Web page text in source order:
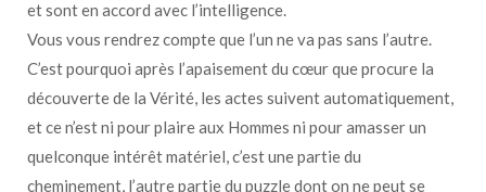
et sont en accord avec l’intelligence.
Vous vous rendrez compte que l’un ne va pas sans l’autre.
C’est pourquoi après l’apaisement du cœur que procure la
découverte de la Vérité, les actes suivent automatiquement,
et ce n’est ni pour plaire aux Hommes ni pour amasser un
quelconque intérêt matériel, c’est une partie du
cheminement, l’autre partie du puzzle dont on ne peut se